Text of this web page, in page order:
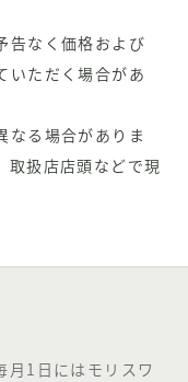
告なく価格および
いただく場合があ
る場合がありま
取扱店店頭などで現
月1日にはモリスワ